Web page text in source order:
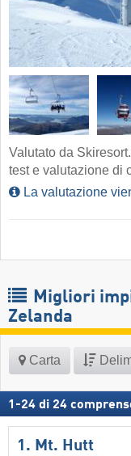
Valutato da
test e valutazione di
La valutazione
Migliori
Zelanda
Carta
1 -24 di 24
1. Mt. Hutt